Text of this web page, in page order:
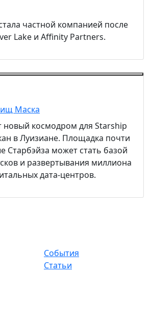
частной компанией после
Lake и Affinity Partners.
Маска
новый космодром для Starship
в Луизиане. Площадка почти
Старбэйза может стать базой
и развертывания миллиона
дата-центров.
События
Статьи